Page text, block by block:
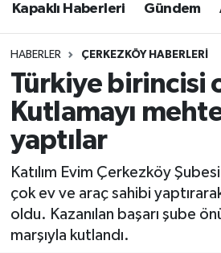
Kapaklı Haberleri Gündem
HABERLER ÇERKEZKÖY HABERLERI
Türkiye birincisi
Kutlamayı
yaptılar
Katılım Evim Çerkezköy
çok ev ve araç sahibi
oldu. Kazanılan başarı şube
marşıyla kutlandı.
Asayiş
Spor
Eğitim
Siyaset
Resmi Reklamlar
Tekirdağ
Tekirdağ Namaz Vakitleri
Tekirdağ Trafik Yoğunluk
Süper Lig Puan Durumu ve
Tüm Manşetler
Son Dakika Haberleri
Haber Arşivi